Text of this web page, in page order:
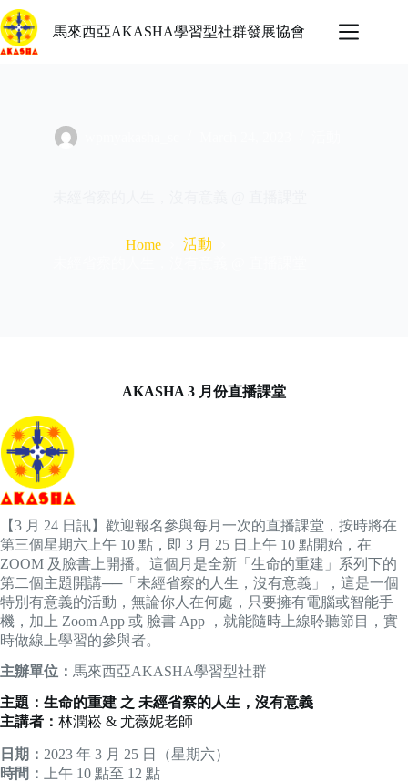
Skip
to
content
馬來西亞AKASHA學習型社群發展協會
Home
活動
AKASHA 3 月份直播課堂
【3 月 24 日訊】歡迎報名參與每月一次的直播課堂，按時將在
第三個星期六上午 10 點，即 3 月 25 日上午 10 點開始，在
ZOOM 及臉書上開播。這個月是全新「生命的重建」系列下的
第二個主題開講──「未經省察的人生，沒有意義」，這是一個
特別有意義的活動，無論你人在何處，只要擁有電腦或智能手
機，加上 Zoom App 或 臉書 App ，就能隨時上線聆聽節目，實
時做線上學習的參與者。
主辦單位： 馬來西亞AKASHA學習型社群
主題：生命的重建 之 未經省察的人生，沒有意義
主講者： 林潤崧 & 尤薇妮老師
日期： 2023 年 3 月 25 日（星期六）
時間：
上午 10 點至 12 點